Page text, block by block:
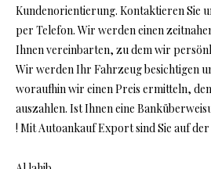
Kundenorientierung. Kontaktieren Sie
per Telefon. Wir werden einen
Ihnen vereinbarten, zu dem wir
Wir werden Ihr Fahrzeug besichtigen
woraufhin wir einen Preis ermitteln,
auszahlen. Ist Ihnen eine
! Mit Autoankauf Export sind Sie auf der